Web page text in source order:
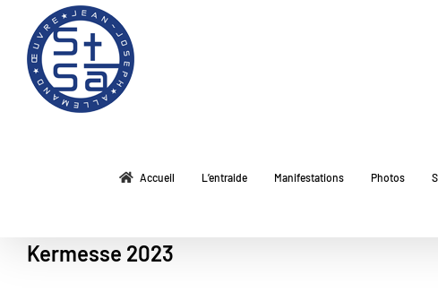
contenu
Accueil L’entraide Manifestations Photos
Kermesse 2023